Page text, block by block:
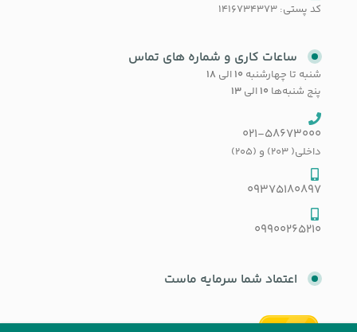
کد پستی: 1416734373
ساعات کاری و شماره های تماس
شنبه تا چهارشنبه ۱۰ الی ۱۸
پنج شنبه‌ها ۱۰ الی ۱۳
021-58673000
داخلی( 203) و (205)
09375180897
09900265210
اعتماد شما سرمایه ماست